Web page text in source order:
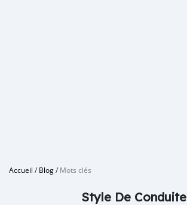
Accueil /Blog/Mots clés
Style De Conduite